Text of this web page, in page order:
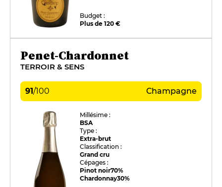
Budget :
Plus de 120 €
Penet-Chardonnet
TERROIR & SENS
91/100 Champagne
Millésime :
BSA
Type :
Extra-brut
Classification :
Grand cru
Cépages :
Pinot noir70%
Chardonnay30%